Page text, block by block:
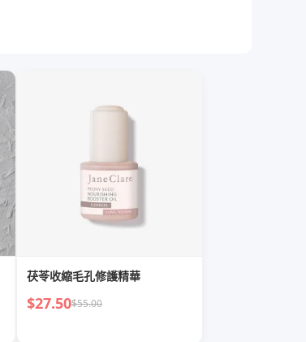
茯苓收縮毛孔修護精華
$27.50$55.00